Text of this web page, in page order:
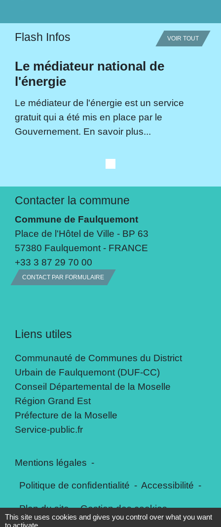
Flash Infos VOIR TOUT
Le médiateur national de
l'énergie
Le médiateur de l'énergie est un service
gratuit qui a été mis en place par le
Gouvernement. En savoir plus...
Contacter la commune
Commune de Faulquemont
Place de l'Hôtel de Ville - BP 63
57380 Faulquemont - FRANCE
+33 3 87 29 70 00
CONTACT PAR FORMULAIRE
Liens utiles
Communauté de Communes du District
Urbain de Faulquemont (DUF-CC)
Conseil Départemental de la Moselle
Région Grand Est
Préfecture de la Moselle
Service-public.fr
Mentions légales -
Politique de confidentialité - Accessibilité -
Plan du site - Gestion des cookies
This site uses cookies and gives you control over what you want
to activate